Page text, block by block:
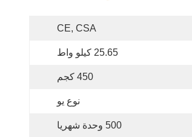
CE, CSA
25.65 كيلو واط
450 كجم
نوع يو
500 وحدة شهريا